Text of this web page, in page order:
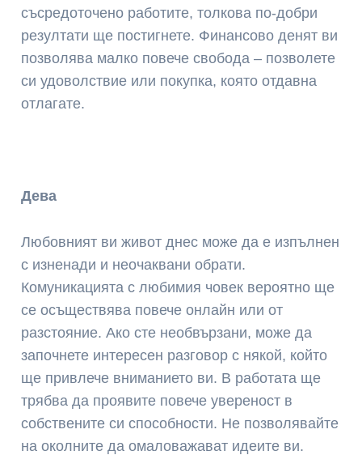
съсредоточено работите, толкова по-добри
резултати ще постигнете. Финансово денят ви
позволява малко повече свобода – позволете
си удоволствие или покупка, която отдавна
отлагате.
Дева
Любовният ви живот днес може да е изпълнен
с изненади и неочаквани обрати.
Комуникацията с любимия човек вероятно ще
се осъществява повече онлайн или от
разстояние. Ако сте необвързани, може да
започнете интересен разговор с някой, който
ще привлече вниманието ви. В работата ще
трябва да проявите повече увереност в
собствените си способности. Не позволявайте
на околните да омаловажават идеите ви.